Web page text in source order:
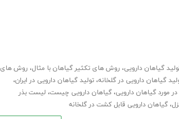
گیاهان دارویی، روش های تکثیر گیاهان با مثال، روش های
گیاهان دارویی در گلخانه، تولید گیاهان دارویی در ایران،
مورد گیاهان دارویی، گیاهان دارویی چیست، لیست بذر
، گیاهان دارویی قابل کشت در گلخانه